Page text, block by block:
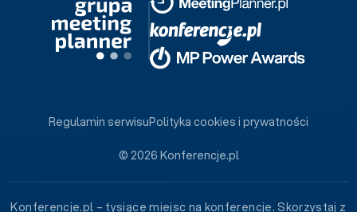
© 2026 Konferencje.pl
Regulamin serwisuPolityka cookies i prywatności
Konferencje.pl – tysiące miejsc na konferencje. Skorzystaj z